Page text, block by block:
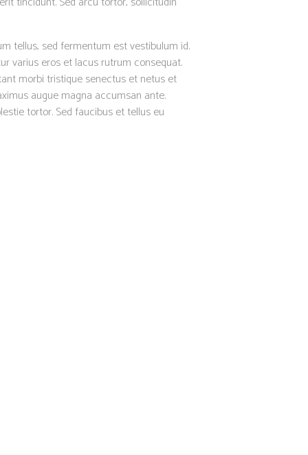
tellus, sed fermentum est vestibulum id.
varius eros et lacus rutrum consequat.
morbi tristique senectus et netus et
augue magna accumsan ante.
tortor. Sed faucibus et tellus eu